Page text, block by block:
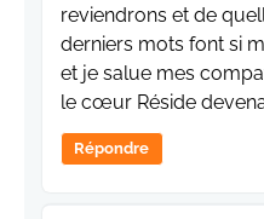
reviendrons et de
derniers mots font si
et je salue mes
le cœur Réside
Répondre